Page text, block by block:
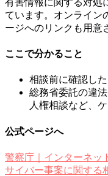
ています。オンライン
ージへのリンクも用意
ここで分かること
相談前に確認した
総務省委託の違
人権相談など、
公式ページへ
警察庁｜インターネッ
サイバー事案に関する